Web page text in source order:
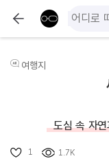
여행지
도심 속 자
1 1.7K